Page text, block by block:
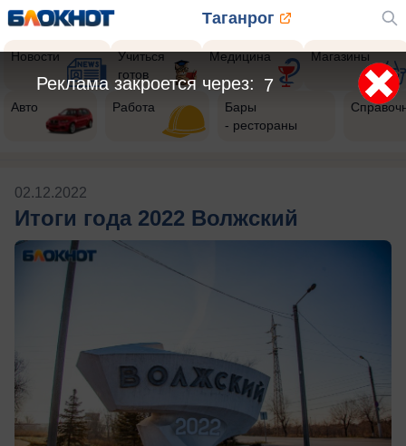
Таганрог
Новости
Учиться
готов
Медицина Магазины
Авто Работа
Бары
- рестораны
02.12.2022
Итоги года 2022 Волжский
7
Реклама закроется через: